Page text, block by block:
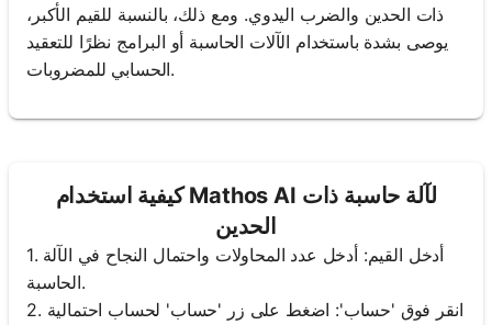
ذات الحدين والضرب اليدوي. ومع ذلك، بالنسبة للقيم الأكبر،
يوصى بشدة باستخدام الآلات الحاسبة أو البرامج نظرًا للتعقيد
الحسابي للمضروبات.
كيفية استخدام Mathos AI لآلة حاسبة ذات
الحدين
1. أدخل القيم: أدخل عدد المحاولات واحتمال النجاح في الآلة
الحاسبة.
2. انقر فوق 'حساب': اضغط على زر 'حساب' لحساب احتمالية